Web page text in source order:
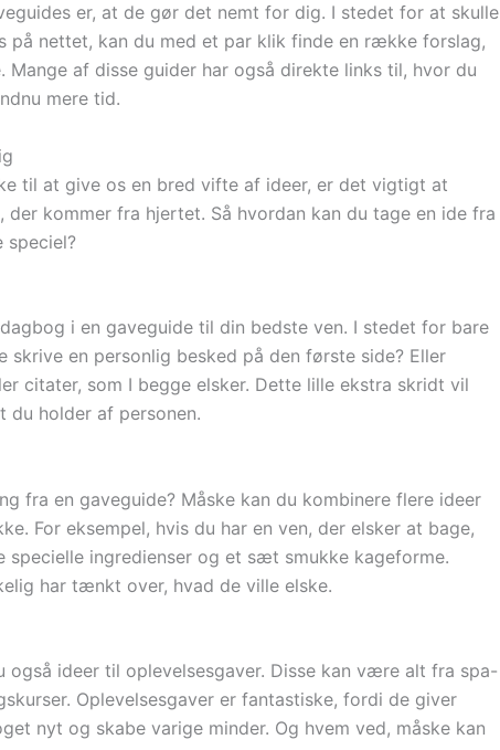
er, at de gør det nemt for dig. I stedet for at skulle
på nettet, kan du med et par klik finde en række forslag,
af disse guider har også direkte links til, hvor du
mere tid.
til at give os en bred vifte af ideer, er det vigtigt at
der kommer fra hjertet. Så hvordan kan du tage en ide fra
speciel?
i en gaveguide til din bedste ven. I stedet for bare
skrive en personlig besked på den første side? Eller
citater, som I begge elsker. Dette lille ekstra skridt vil
du holder af personen.
fra en gaveguide? Måske kan du kombinere flere ideer
For eksempel, hvis du har en ven, der elsker at bage,
specielle ingredienser og et sæt smukke kageforme.
har tænkt over, hvad de ville elske.
også ideer til oplevelsesgaver. Disse kan være alt fra spa-
Oplevelsesgaver er fantastiske, fordi de giver
nyt og skabe varige minder. Og hvem ved, måske kan